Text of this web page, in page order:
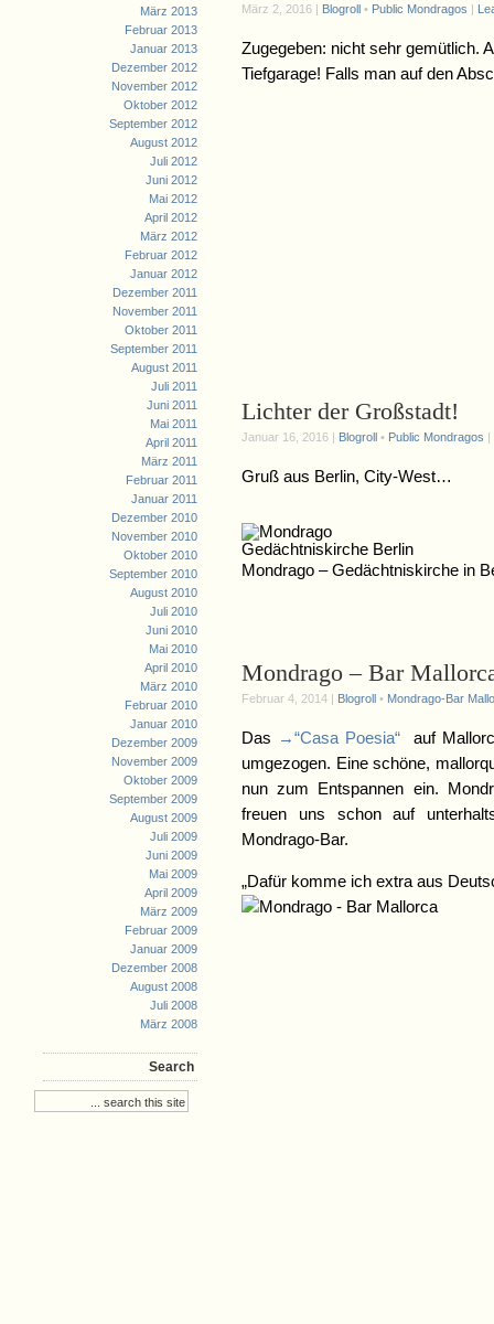
März 2013
Februar 2013
Januar 2013
Dezember 2012
November 2012
Oktober 2012
September 2012
August 2012
Juli 2012
Juni 2012
Mai 2012
April 2012
März 2012
Februar 2012
Januar 2012
Dezember 2011
November 2011
Oktober 2011
September 2011
August 2011
Juli 2011
Juni 2011
Mai 2011
April 2011
März 2011
Februar 2011
Januar 2011
Dezember 2010
November 2010
Oktober 2010
September 2010
August 2010
Juli 2010
Juni 2010
Mai 2010
April 2010
März 2010
Februar 2010
Januar 2010
Dezember 2009
November 2009
Oktober 2009
September 2009
August 2009
Juli 2009
Juni 2009
Mai 2009
April 2009
März 2009
Februar 2009
Januar 2009
Dezember 2008
August 2008
Juli 2008
März 2008
Search
März 2, 2016 | Blogroll • Public Mondragos |
Zugegeben: nicht sehr gemütlich.
Tiefgarage! Falls man auf den
Lichter der Großstadt!
Januar 16, 2016 | Blogroll • Public Mondragos |
Gruß aus Berlin, City-West…
Mondrago – Gedächtniskirche in
Mondrago – Bar
Februar 4, 2014 | Blogroll • Mondrago-Bar
Das →“Casa Poesia“
auf
umgezogen. Eine schöne,
nun zum Entspannen ein.
freuen uns schon auf
Mondrago-Bar.
„Dafür komme ich extra aus